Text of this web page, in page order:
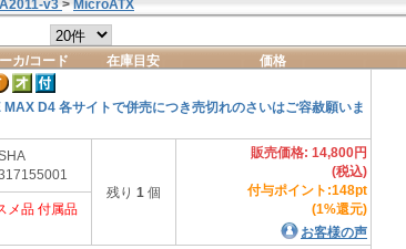
v3 > MicroATX
カ/コード 在庫目安 価格
MAX D4 各サイトで併売につき売切れのさいはご容赦願いま
残り 1 個
販売価格: 14,800円
(税込)
付与ポイント:148pt
(1%還元)
お客様の声
メ品 付属品